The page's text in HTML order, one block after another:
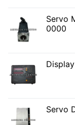
Servo
0000
Servo